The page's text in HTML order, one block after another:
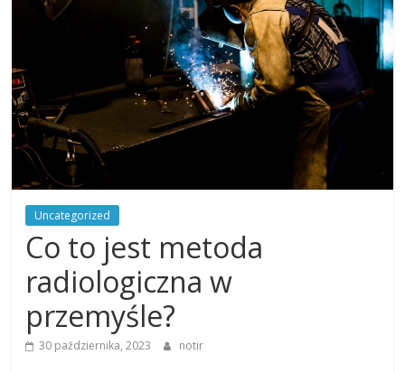
na
wiele
tematów
Uncategorized
Co to jest metoda
radiologiczna w
przemyśle?
30 października, 2023 notir